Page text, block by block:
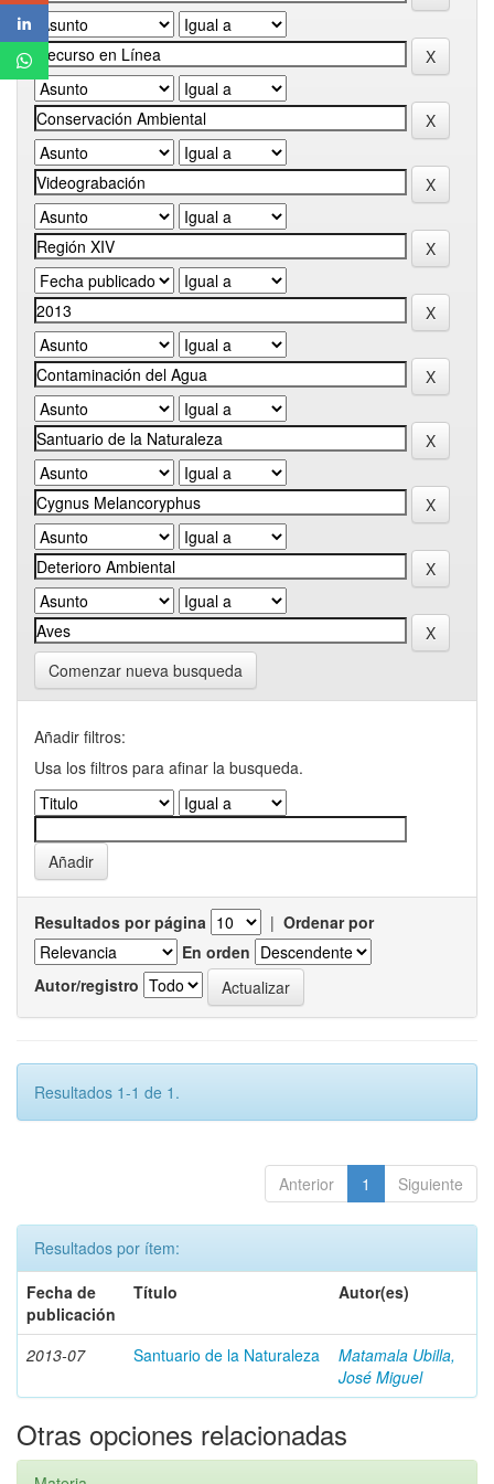
Comenzar nueva busqueda
Añadir filtros:
Usa los filtros para afinar la busqueda.
Resultados por página | Ordenar por
En orden
Autor/registro
Resultados 1-1 de 1.
Anterior 1 Siguiente
Resultados por ítem:
Fecha de
publicación
Título Autor(es)
2013-07 Santuario de la Naturaleza
Matamala Ubilla,
José Miguel
Otras opciones relacionadas